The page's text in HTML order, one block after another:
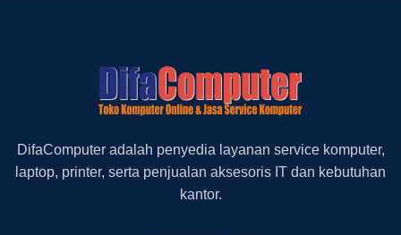
DifaComputer adalah penyedia layanan service komputer,
laptop, printer, serta penjualan aksesoris IT dan kebutuhan
kantor.